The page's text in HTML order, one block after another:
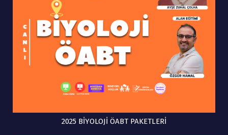
2025 BİYOLOJİ ÖABT PAKETLERİ